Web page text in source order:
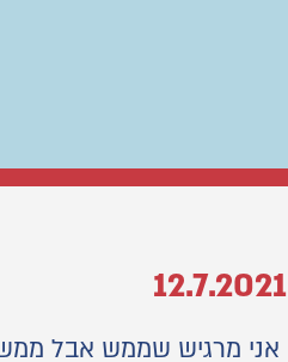
12.7.2021
אני מרגיש שממש אבל ממש